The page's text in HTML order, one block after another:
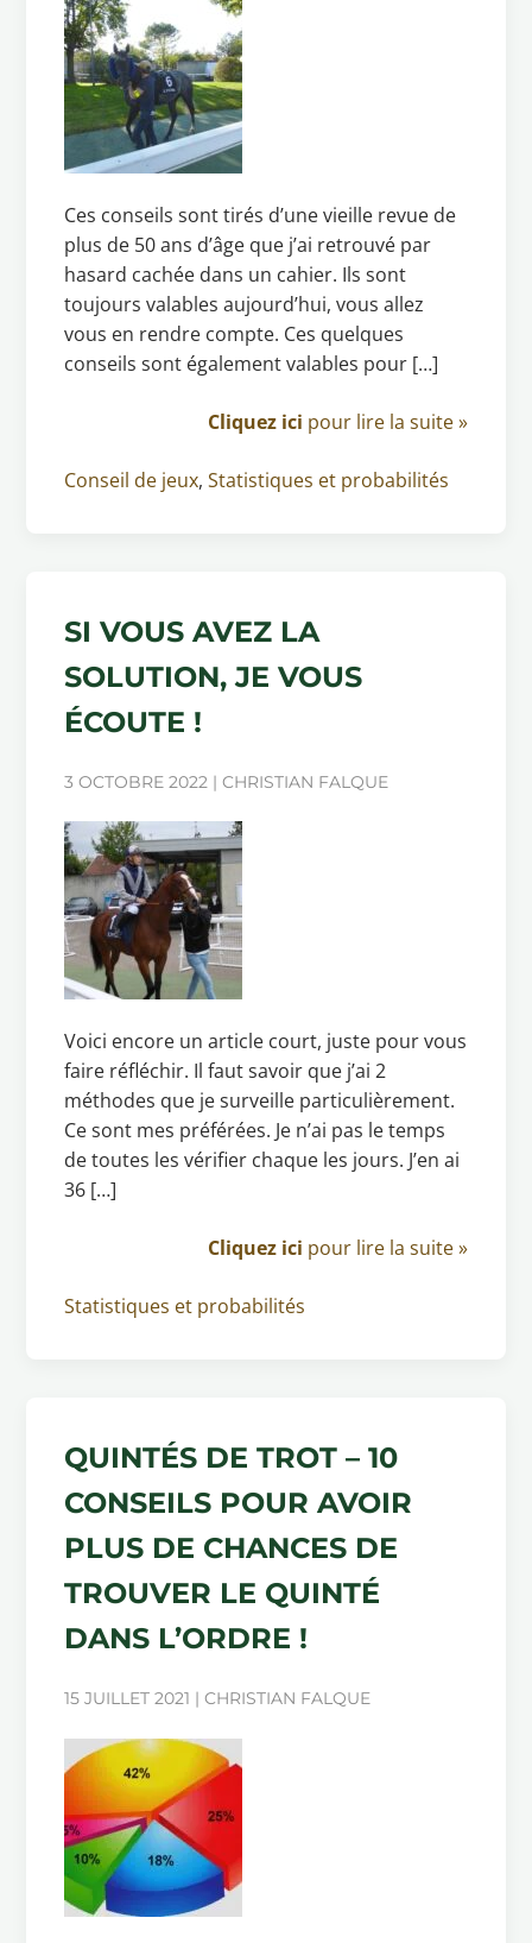
Ces conseils sont tirés d’une vieille revue de
plus de 50 ans d’âge que j’ai retrouvé par
hasard cachée dans un cahier. Ils sont
toujours valables aujourd’hui, vous allez
vous en rendre compte. Ces quelques
conseils sont également valables pour […]
Cliquez ici pour lire la suite »
Conseil de jeux,Statistiques et probabilités
SI VOUS AVEZ LA
SOLUTION, JE VOUS
ÉCOUTE !
3 OCTOBRE 2022 | CHRISTIAN FALQUE
Voici encore un article court, juste pour vous
faire réfléchir. Il faut savoir que j’ai 2
méthodes que je surveille particulièrement.
Ce sont mes préférées. Je n’ai pas le temps
de toutes les vérifier chaque les jours. J’en ai
36 […]
Cliquez ici pour lire la suite »
Statistiques et probabilités
QUINTÉS DE TROT – 10
CONSEILS POUR AVOIR
PLUS DE CHANCES DE
TROUVER LE QUINTÉ
DANS L’ORDRE !
15 JUILLET 2021 | CHRISTIAN FALQUE